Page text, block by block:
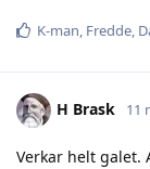
K-man, Fredde,
H Brask 11
Verkar helt galet.